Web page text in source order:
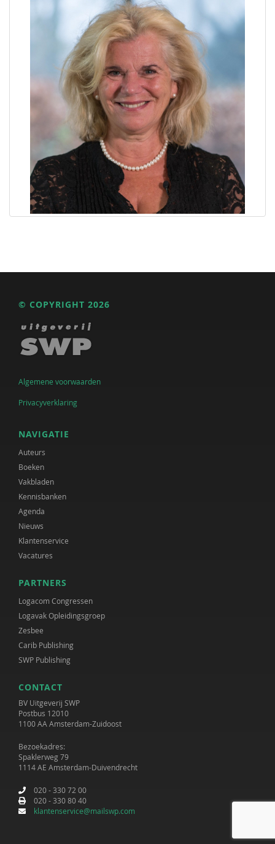
© COPYRIGHT 2026
Algemene voorwaarden
Privacyverklaring
NAVIGATIE
Auteurs
Boeken
Vakbladen
Kennisbanken
Agenda
Nieuws
Klantenservice
Vacatures
PARTNERS
Logacom Congressen
Logavak Opleidingsgroep
Zesbee
Carib Publishing
SWP Publishing
CONTACT
BV Uitgeverij SWP
Postbus 12010
1100 AA Amsterdam-Zuidoost
Bezoekadres:
Spaklerweg 79
1114 AE Amsterdam-Duivendrecht
020 - 330 72 00
020 - 330 80 40
klantenservice@mailswp.com